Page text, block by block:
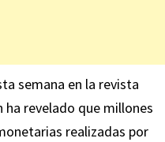
semana en la revista
revelado que millones
realizadas por